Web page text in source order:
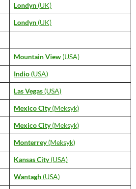
Londyn (UK)
Londyn (UK)
Mountain View (USA)
Indio (USA)
Las Vegas (USA)
Mexico City(Meksyk)
Mexico City(Meksyk)
Monterrey(Meksyk)
Kansas City(USA)
Wantagh (USA)